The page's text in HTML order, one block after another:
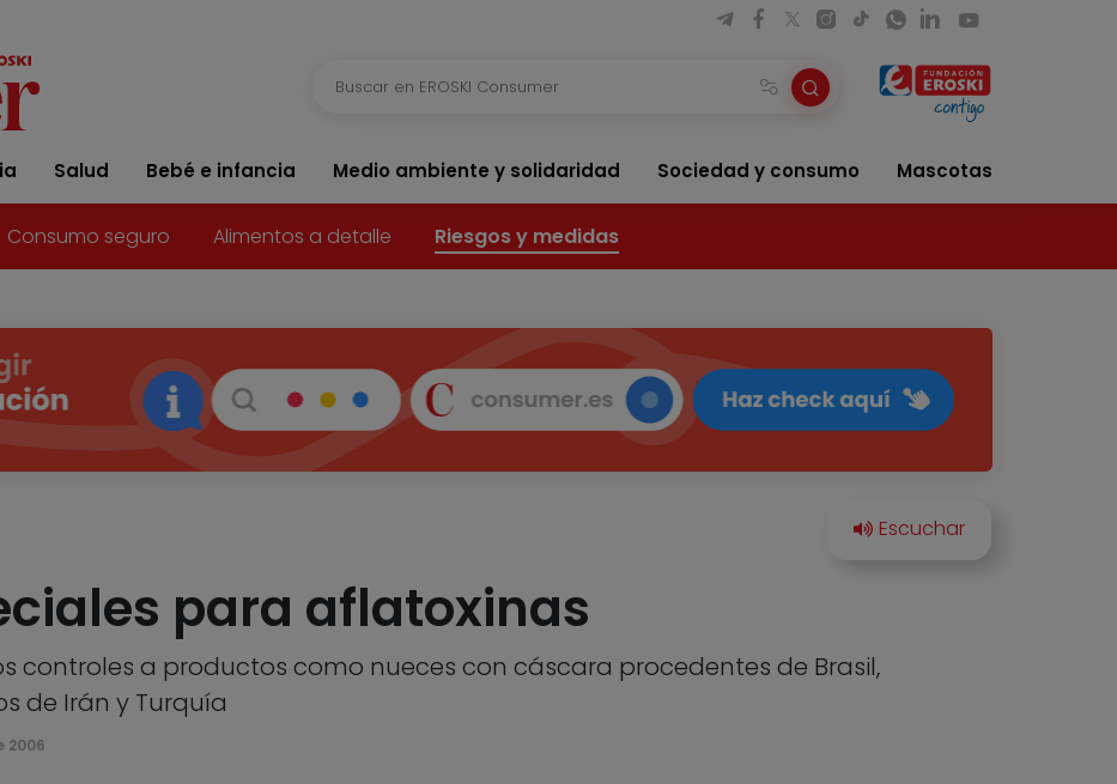
Salud Bebé e infancia Medio ambiente y solidaridad Sociedad y consumo Mascotas
Consumo seguro Alimentos a detalle Riesgos y medidas
para aflatoxinas
controles a productos como nueces con cáscara procedentes de Brasil,
de Irán y Turquía
2006